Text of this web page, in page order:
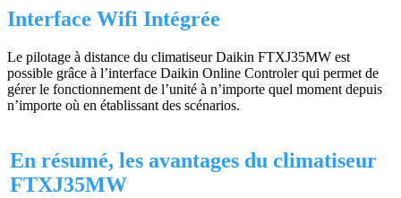
Interface Wifi Intégrée
Le pilotage à distance du climatiseur Daikin FTXJ35MW est
possible grâce à l’interface Daikin Online Controler qui permet de
gérer le fonctionnement de l’unité à n’importe quel moment depuis
n’importe où en établissant des scénarios.
En résumé, les avantages du climatiseur
FTXJ35MW